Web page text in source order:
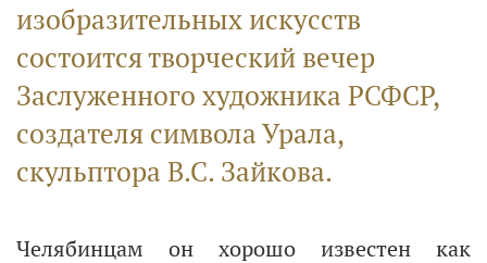
изобразительных искусств
состоится творческий вечер
Заслуженного художника РСФСР,
создателя символа Урала,
скульптора В.С. Зайкова.
Челябинцам он хорошо известен как